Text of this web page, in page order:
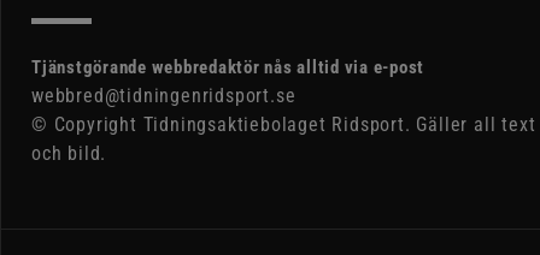
Tjänstgörande webbredaktör nås alltid via e-post
webbred@tidningenridsport.se
© Copyright Tidningsaktiebolaget Ridsport. Gäller all text
och bild.